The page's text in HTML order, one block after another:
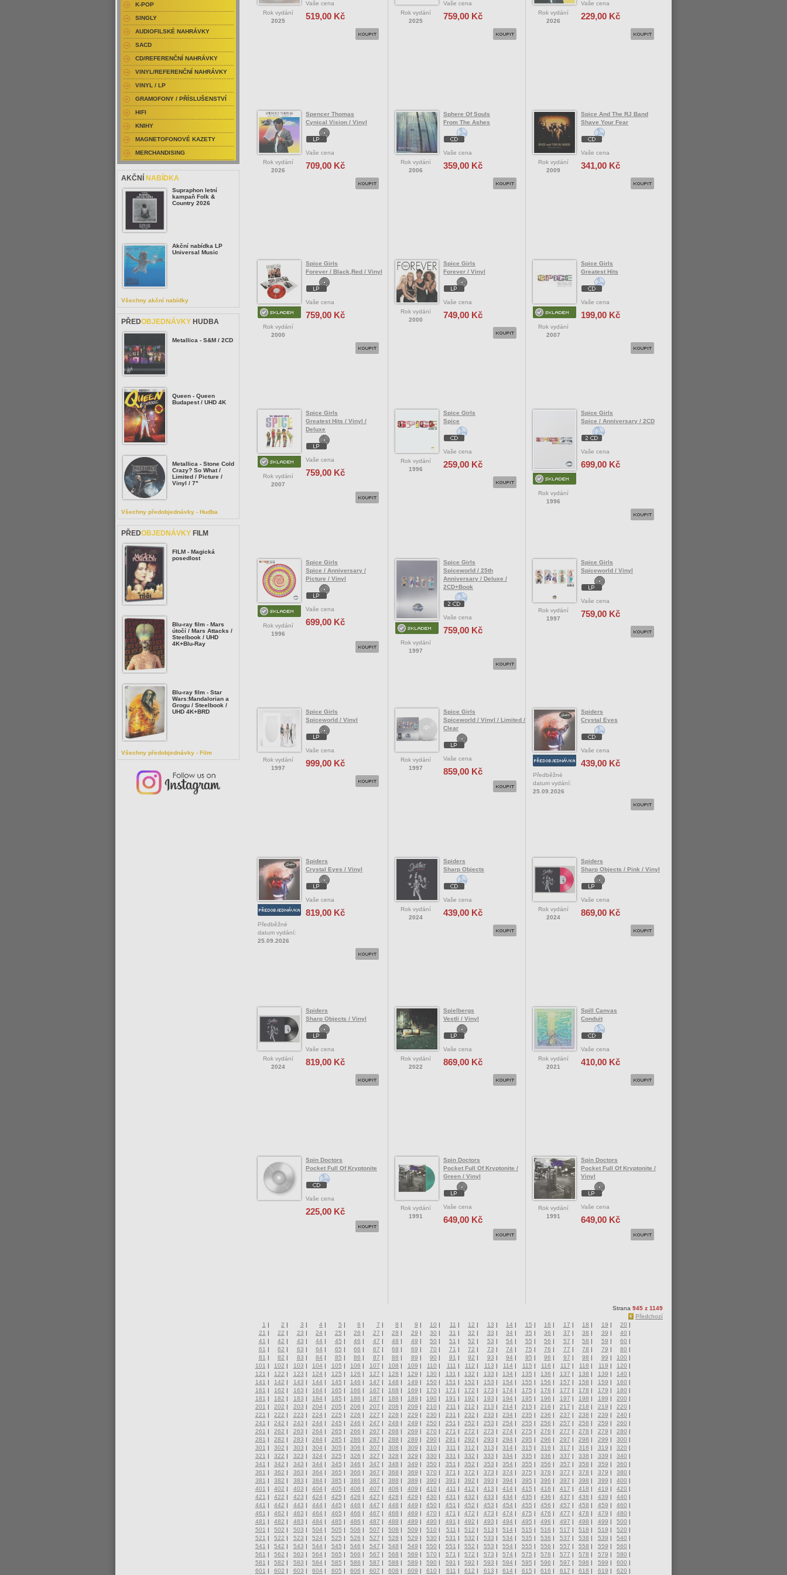
Rok vydání
2025
Vaše cena
519,00 Kč
Rok vydání
2025
Vaše cena
759,00 Kč
Rok vydání
2026
Vaše cena
229,00 Kč
Rok vydání
2026
Spencer Thomas
Cynical Vision / Vinyl
Vaše cena
709,00 Kč
Rok vydání
2006
Sphere Of Souls
From The Ashes
Vaše cena
359,00 Kč
Rok vydání
2009
Spice And The RJ Band
Shave Your Fear
Vaše cena
341,00 Kč
Rok vydání
2000
Spice Girls
Forever / Black,Red / Vinyl
Vaše cena
759,00 Kč
Rok vydání
2000
Spice Girls
Forever / Vinyl
Vaše cena
749,00 Kč
Rok vydání
2007
Spice Girls
Greatest Hits
Vaše cena
199,00 Kč
Rok vydání
2007
Spice Girls
Greatest Hits / Vinyl /
Deluxe
Vaše cena
759,00 Kč
Rok vydání
1996
Spice Girls
Spice
Vaše cena
259,00 Kč
Rok vydání
1996
Spice Girls
Spice / Anniversary / 2CD
Vaše cena
699,00 Kč
Rok vydání
1996
Spice Girls
Spice / Anniversary /
Picture / Vinyl
Vaše cena
699,00 Kč
Rok vydání
1997
Spice Girls
Spiceworld / 25th
Anniversary / Deluxe /
2CD+Book
Vaše cena
759,00 Kč
Rok vydání
1997
Spice Girls
Spiceworld / Vinyl
Vaše cena
759,00 Kč
Rok vydání
1997
Spice Girls
Spiceworld / Vinyl
Vaše cena
999,00 Kč
Rok vydání
1997
Spice Girls
Spiceworld / Vinyl / Limited /
Clear
Vaše cena
859,00 Kč
Předběžné
datum vydání:
25.09.2026
Spiders
Crystal Eyes
Vaše cena
439,00 Kč
Předběžné
datum vydání:
25.09.2026
Spiders
Crystal Eyes / Vinyl
Vaše cena
819,00 Kč
Rok vydání
2024
Spiders
Sharp Objects
Vaše cena
439,00 Kč
Rok vydání
2024
Spiders
Sharp Objects / Pink / Vinyl
Vaše cena
869,00 Kč
Rok vydání
2024
Spiders
Sharp Objects / Vinyl
Vaše cena
819,00 Kč
Rok vydání
2022
Spielbergs
Vestli / Vinyl
Vaše cena
869,00 Kč
Rok vydání
2021
Spill Canvas
Conduit
Vaše cena
410,00 Kč
Spin Doctors
Pocket Full Of Kryptonite
Vaše cena
225,00 Kč
Rok vydání
1991
Spin Doctors
Pocket Full Of Kryptonite /
Green / Vinyl
Vaše cena
649,00 Kč
Rok vydání
1991
Spin Doctors
Pocket Full Of Kryptonite /
Vinyl
Vaše cena
649,00 Kč
Strana 945 z 1149
Předchozí
1 | 2 | 3 | 4 | 5 | 6 | 7 | 8 | 9 | 10 | 11 | 12 | 13 | 14 | 15 | 16 | 17 | 18 | 19 | 20 |
21 | 22 | 23 | 24 | 25 | 26 | 27 | 28 | 29 | 30 | 31 | 32 | 33 | 34 | 35 | 36 | 37 | 38 | 39 | 40 |
41 | 42 | 43 | 44 | 45 | 46 | 47 | 48 | 49 | 50 | 51 | 52 | 53 | 54 | 55 | 56 | 57 | 58 | 59 | 60 |
61 | 62 | 63 | 64 | 65 | 66 | 67 | 68 | 69 | 70 | 71 | 72 | 73 | 74 | 75 | 76 | 77 | 78 | 79 | 80 |
81 | 82 | 83 | 84 | 85 | 86 | 87 | 88 | 89 | 90 | 91 | 92 | 93 | 94 | 95 | 96 | 97 | 98 | 99 | 100 |
101 | 102 | 103 | 104 | 105 | 106 | 107 | 108 | 109 | 110 | 111 | 112 | 113 | 114 | 115 | 116 | 117 | 118 | 119 | 120 |
121 | 122 | 123 | 124 | 125 | 126 | 127 | 128 | 129 | 130 | 131 | 132 | 133 | 134 | 135 | 136 | 137 | 138 | 139 | 140 |
141 | 142 | 143 | 144 | 145 | 146 | 147 | 148 | 149 | 150 | 151 | 152 | 153 | 154 | 155 | 156 | 157 | 158 | 159 | 160 |
161 | 162 | 163 | 164 | 165 | 166 | 167 | 168 | 169 | 170 | 171 | 172 | 173 | 174 | 175 | 176 | 177 | 178 | 179 | 180 |
181 | 182 | 183 | 184 | 185 | 186 | 187 | 188 | 189 | 190 | 191 | 192 | 193 | 194 | 195 | 196 | 197 | 198 | 199 | 200 |
201 | 202 | 203 | 204 | 205 | 206 | 207 | 208 | 209 | 210 | 211 | 212 | 213 | 214 | 215 | 216 | 217 | 218 | 219 | 220 |
221 | 222 | 223 | 224 | 225 | 226 | 227 | 228 | 229 | 230 | 231 | 232 | 233 | 234 | 235 | 236 | 237 | 238 | 239 | 240 |
241 | 242 | 243 | 244 | 245 | 246 | 247 | 248 | 249 | 250 | 251 | 252 | 253 | 254 | 255 | 256 | 257 | 258 | 259 | 260 |
261 | 262 | 263 | 264 | 265 | 266 | 267 | 268 | 269 | 270 | 271 | 272 | 273 | 274 | 275 | 276 | 277 | 278 | 279 | 280 |
281 | 282 | 283 | 284 | 285 | 286 | 287 | 288 | 289 | 290 | 291 | 292 | 293 | 294 | 295 | 296 | 297 | 298 | 299 | 300 |
301 | 302 | 303 | 304 | 305 | 306 | 307 | 308 | 309 | 310 | 311 | 312 | 313 | 314 | 315 | 316 | 317 | 318 | 319 | 320 |
321 | 322 | 323 | 324 | 325 | 326 | 327 | 328 | 329 | 330 | 331 | 332 | 333 | 334 | 335 | 336 | 337 | 338 | 339 | 340 |
341 | 342 | 343 | 344 | 345 | 346 | 347 | 348 | 349 | 350 | 351 | 352 | 353 | 354 | 355 | 356 | 357 | 358 | 359 | 360 |
361 | 362 | 363 | 364 | 365 | 366 | 367 | 368 | 369 | 370 | 371 | 372 | 373 | 374 | 375 | 376 | 377 | 378 | 379 | 380 |
381 | 382 | 383 | 384 | 385 | 386 | 387 | 388 | 389 | 390 | 391 | 392 | 393 | 394 | 395 | 396 | 397 | 398 | 399 | 400 |
401 | 402 | 403 | 404 | 405 | 406 | 407 | 408 | 409 | 410 | 411 | 412 | 413 | 414 | 415 | 416 | 417 | 418 | 419 | 420 |
421 | 422 | 423 | 424 | 425 | 426 | 427 | 428 | 429 | 430 | 431 | 432 | 433 | 434 | 435 | 436 | 437 | 438 | 439 | 440 |
441 | 442 | 443 | 444 | 445 | 446 | 447 | 448 | 449 | 450 | 451 | 452 | 453 | 454 | 455 | 456 | 457 | 458 | 459 | 460 |
461 | 462 | 463 | 464 | 465 | 466 | 467 | 468 | 469 | 470 | 471 | 472 | 473 | 474 | 475 | 476 | 477 | 478 | 479 | 480 |
481 | 482 | 483 | 484 | 485 | 486 | 487 | 488 | 489 | 490 | 491 | 492 | 493 | 494 | 495 | 496 | 497 | 498 | 499 | 500 |
501 | 502 | 503 | 504 | 505 | 506 | 507 | 508 | 509 | 510 | 511 | 512 | 513 | 514 | 515 | 516 | 517 | 518 | 519 | 520 |
521 | 522 | 523 | 524 | 525 | 526 | 527 | 528 | 529 | 530 | 531 | 532 | 533 | 534 | 535 | 536 | 537 | 538 | 539 | 540 |
541 | 542 | 543 | 544 | 545 | 546 | 547 | 548 | 549 | 550 | 551 | 552 | 553 | 554 | 555 | 556 | 557 | 558 | 559 | 560 |
561 | 562 | 563 | 564 | 565 | 566 | 567 | 568 | 569 | 570 | 571 | 572 | 573 | 574 | 575 | 576 | 577 | 578 | 579 | 580 |
581 | 582 | 583 | 584 | 585 | 586 | 587 | 588 | 589 | 590 | 591 | 592 | 593 | 594 | 595 | 596 | 597 | 598 | 599 | 600 |
601 | 602 | 603 | 604 | 605 | 606 | 607 | 608 | 609 | 610 | 611 | 612 | 613 | 614 | 615 | 616 | 617 | 618 | 619 | 620 |
K-POP
SINGLY
AUDIOFILSKÉ NAHRÁVKY
SACD
CD/REFERENČNÍ NAHRÁVKY
VINYL/REFERENČNÍ NAHRÁVKY
VINYL / LP
GRAMOFONY / PŘÍSLUŠENSTVÍ
HIFI
KNIHY
MAGNETOFONOVÉ KAZETY
MERCHANDISING
AKČNÍ NABÍDKA
Supraphon letní
kampaň Folk &
Country 2026
Akční nabídka LP
Universal Music
Všechny akční nabídky
PŘEDOBJEDNÁVKY HUDBA
Metallica - S&M / 2CD
Queen - Queen
Budapest / UHD 4K
Metallica - Stone Cold
Crazy? So What /
Limited / Picture /
Vinyl / 7"
Všechny předobjednávky - Hudba
PŘEDOBJEDNÁVKY FILM
FILM - Magická
posedlost
Blu-ray film - Mars
útočí / Mars Attacks /
Steelbook / UHD
4K+Blu-Ray
Blu-ray film - Star
Wars:Mandalorian a
Grogu / Steelbook /
UHD 4K+BRD
Všechny předobjednávky - Film